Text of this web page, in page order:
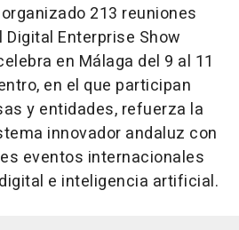
213 reuniones
Digital Enterprise Show
en Málaga del 9 al 11
en el que participan
y entidades, refuerza la
innovador andaluz con
eventos internacionales
e inteligencia artificial.